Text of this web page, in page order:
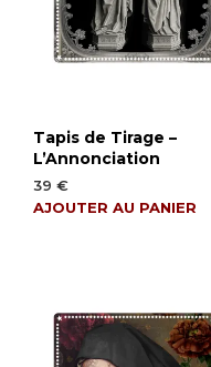
Tapis de Tirage –
L’Annonciation
39 €
AJOUTER AU PANIER